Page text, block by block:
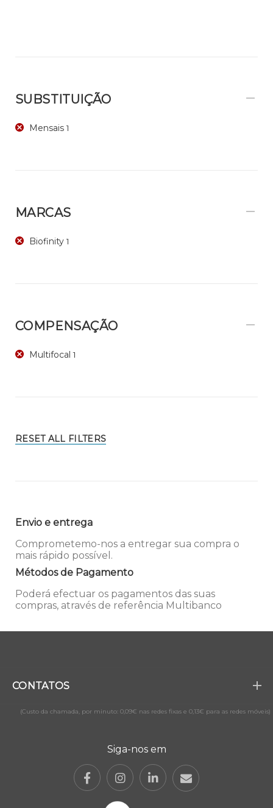
SUBSTITUIÇÃO
Mensais 1
MARCAS
Biofinity 1
COMPENSAÇÃO
Multifocal 1
RESET ALL FILTERS
Envio e entrega
Comprometemo-nos a entregar sua compra o
mais rápido possível.
Métodos de Pagamento
Poderá efectuar os pagamentos das suas
compras, através de referência Multibanco
CONTATOS
(Custo da chamada, por minuto: 0,09€ nas redes fixas e 0,13€ para as redes móveis)
Siga-nos em